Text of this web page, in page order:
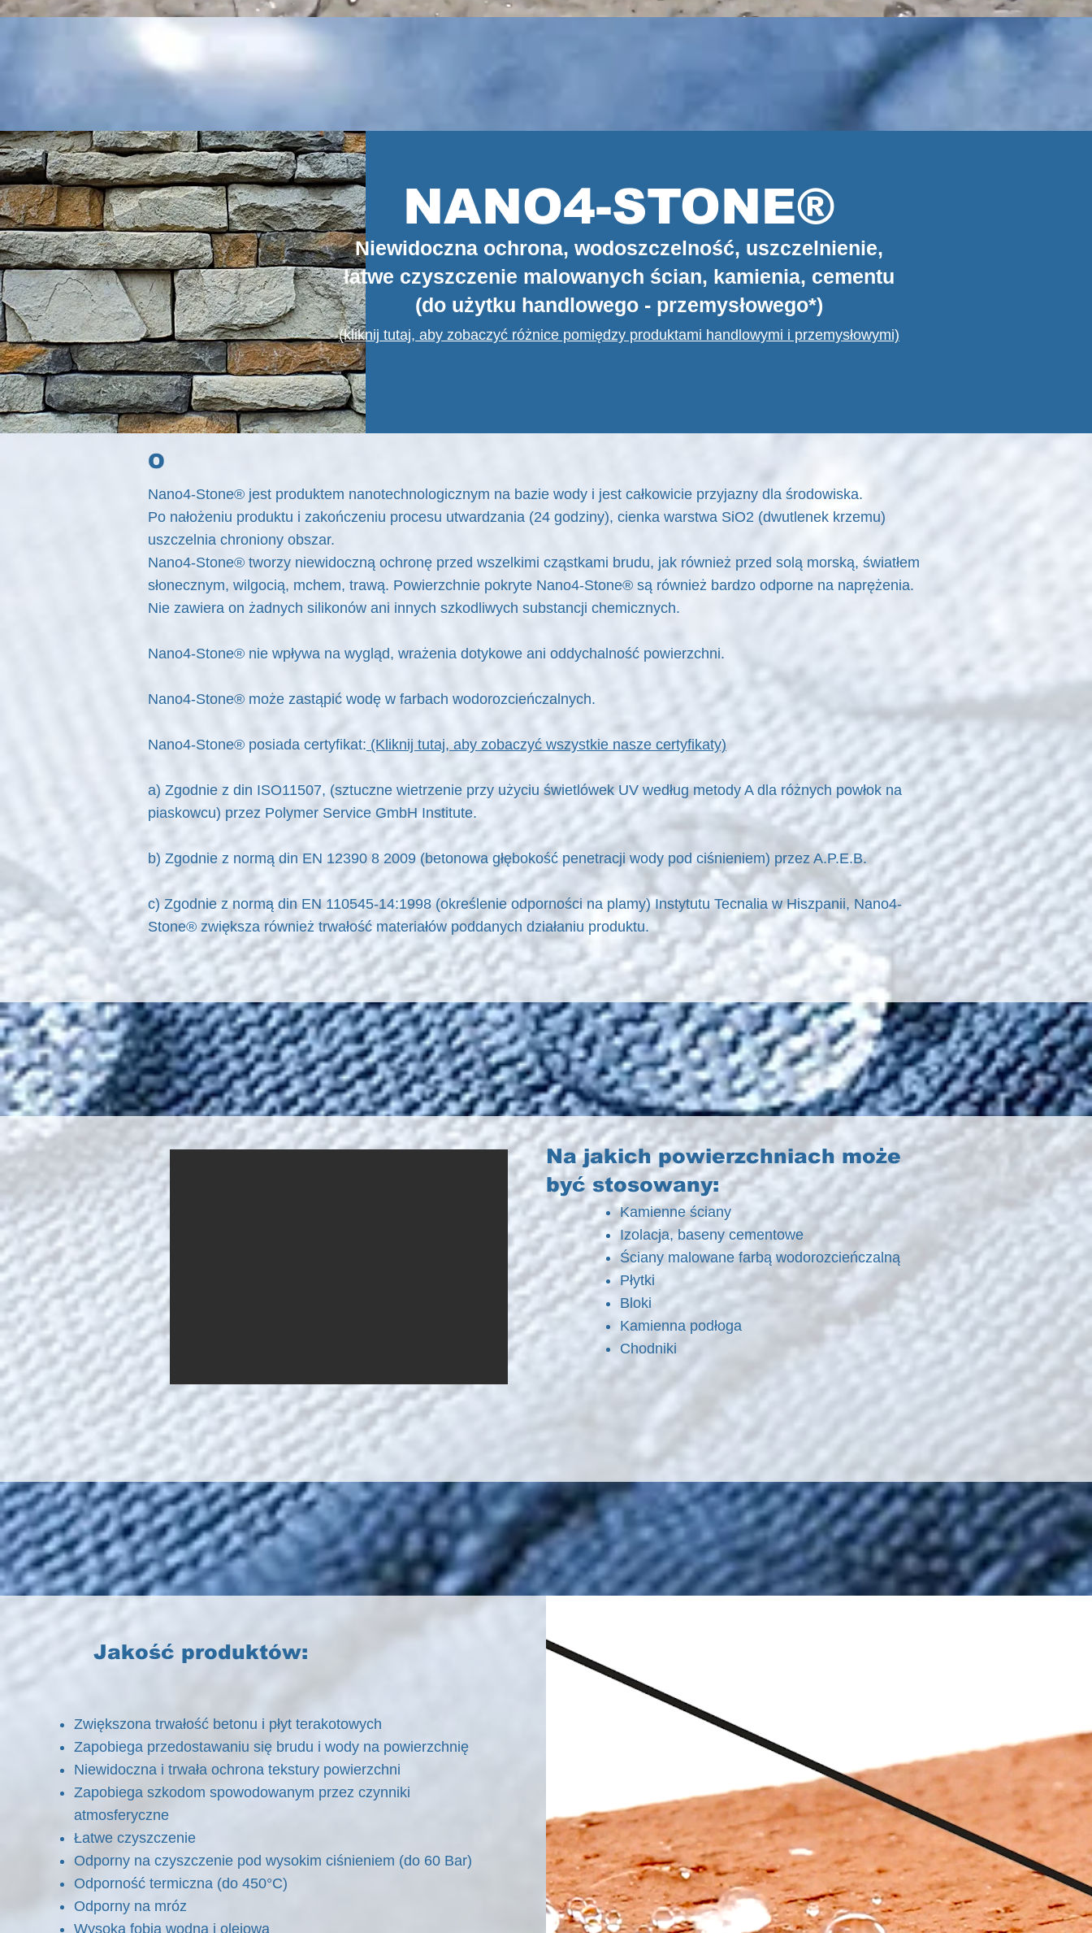
NANO4-STONE®
Niewidoczna ochrona, wodoszczelność, uszczelnienie,
łatwe czyszczenie malowanych ścian, kamienia, cementu
(do użytku handlowego - przemysłowego*)
(kliknij tutaj, aby zobaczyć różnice pomiędzy produktami handlowymi i przemysłowymi)
O
Nano4-Stone® jest produktem nanotechnologicznym na bazie wody i jest całkowicie przyjazny dla środowiska.
Po nałożeniu produktu i zakończeniu procesu utwardzania (24 godziny), cienka warstwa SiO2 (dwutlenek krzemu)
uszczelnia chroniony obszar.
Nano4-Stone® tworzy niewidoczną ochronę przed wszelkimi cząstkami brudu, jak również przed solą morską, światłem
słonecznym, wilgocią, mchem, trawą. Powierzchnie pokryte Nano4-Stone® są również bardzo odporne na naprężenia.
Nie zawiera on żadnych silikonów ani innych szkodliwych substancji chemicznych.
Nano4-Stone® nie wpływa na wygląd, wrażenia dotykowe ani oddychalność powierzchni.
Nano4-Stone® może zastąpić wodę w farbach wodorozcieńczalnych.
Nano4-Stone® posiada certyfikat: (Kliknij tutaj, aby zobaczyć wszystkie nasze certyfikaty)
a) Zgodnie z din ISO11507, (sztuczne wietrzenie przy użyciu świetlówek UV według metody A dla różnych powłok na
piaskowcu) przez Polymer Service GmbH Institute.
b) Zgodnie z normą din EN 12390 8 2009 (betonowa głębokość penetracji wody pod ciśnieniem) przez A.P.E.B.
c) Zgodnie z normą din EN 110545-14:1998 (określenie odporności na plamy) Instytutu Tecnalia w Hiszpanii, Nano4-
Stone® zwiększa również trwałość materiałów poddanych działaniu produktu.
Na jakich powierzchniach może
być stosowany:
Kamienne ściany
Izolacja, baseny cementowe
Ściany malowane farbą wodorozcieńczalną
Płytki
Bloki
Kamienna podłoga
Chodniki
Zwiększona trwałość betonu i płyt terakotowych
Zapobiega przedostawaniu się brudu i wody na powierzchnię
Niewidoczna i trwała ochrona tekstury powierzchni
Zapobiega szkodom spowodowanym przez czynniki
atmosferyczne
Łatwe czyszczenie
Odporny na czyszczenie pod wysokim ciśnieniem (do 60 Bar)
Odporność termiczna (do 450°C)
Odporny na mróz
Wysoka fobia wodna i olejowa
Jakość produktów: